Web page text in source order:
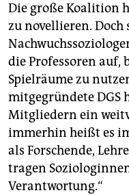
Die große Koalition
zu novellieren. Doch
die Professoren auf,
Spielräume zu
mitgegründete DGS
Mitgliedern ein
immerhin heißt es
als Forschende,
tragen
Verantwortung.“